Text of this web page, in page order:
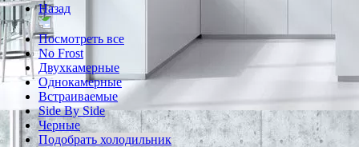
Назад
Посмотреть все
No Frost
Двухкамерные
Однокамерные
Встраиваемые
Side By Side
Черные
Подобрать холодильник